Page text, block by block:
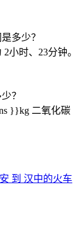
多少？
小时、23分钟。
？
}}kg 二氧化碳
到 汉中的火车